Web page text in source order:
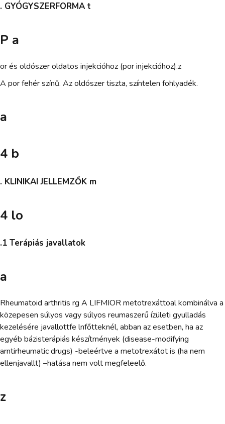
. GYÓGYSZERFORMA t
P a
or és oldószer oldatos injekcióhoz (por injekcióhoz).z
A por fehér színű. Az oldószer tiszta, színtelen fohlyadék.
a
4 b
. KLINIKAI JELLEMZŐK m
4 lo
.1 Terápiás javallatok
a
Rheumatoid arthritis rg A LIFMIOR metotrexáttoal kombinálva a
közepesen súlyos vagy súlyos reumaszerű ízületi gyulladás
kezelésére javallottfe lnfőtteknél, abban az esetben, ha az
egyéb bázisterápiás készítmények (disease-modifying
arntirheumatic drugs) -beleértve a metotrexátot is (ha nem
ellenjavallt) –hatása nem volt megfeleelő.
z